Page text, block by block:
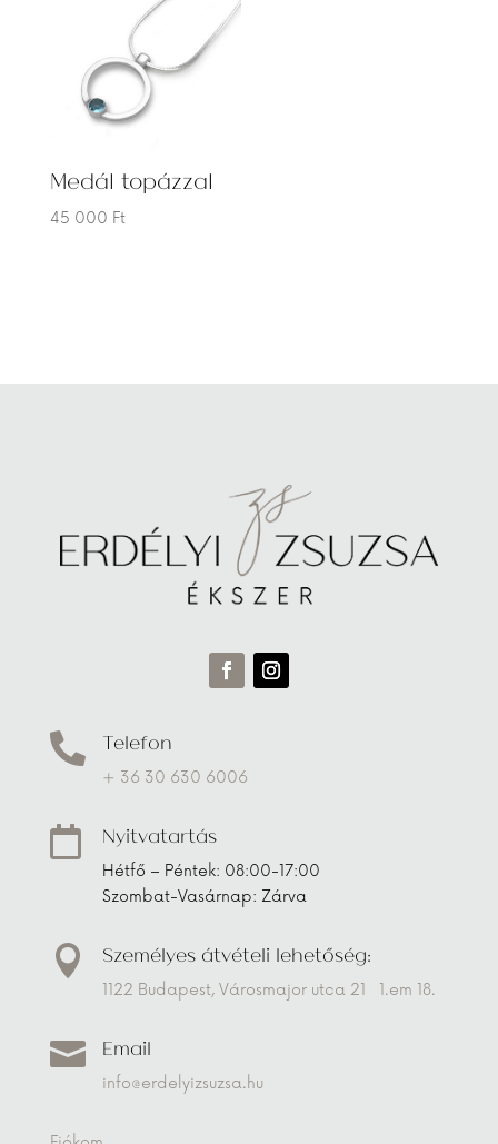
Medál topázzal
45 000 Ft
 Telefon
+ 36 30 630 6006
 Nyitvatartás
Hétfő – Péntek: 08:00-17:00
Szombat-Vasárnap: Zárva
 Személyes átvételi lehetőség:
1122 Budapest, Városmajor utca 21 1.em 18.
 Email
info@erdelyizsuzsa.hu